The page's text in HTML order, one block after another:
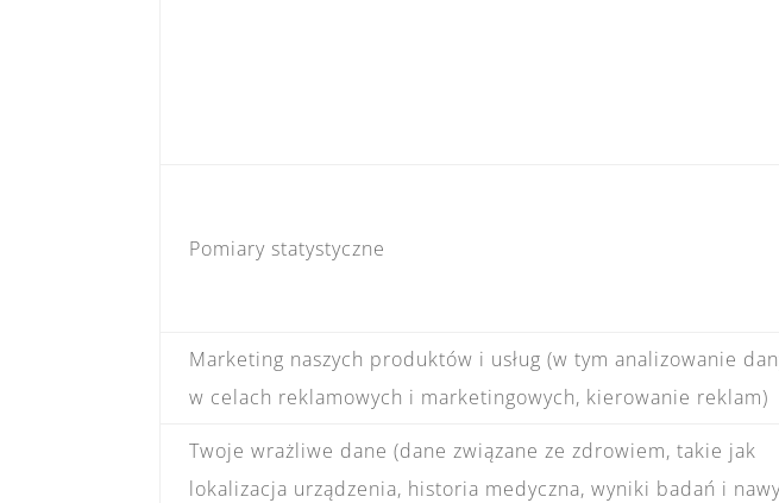
Pomiary statystyczne
Marketing naszych produktów i usług (w tym analizowanie
w celach reklamowych i marketingowych, kierowanie reklam)
Twoje wrażliwe dane (dane związane ze zdrowiem, takie jak
lokalizacja urządzenia, historia medyczna, wyniki badań i